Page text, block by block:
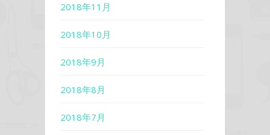
2018年11月
2018年10月
2018年9月
2018年8月
2018年7月